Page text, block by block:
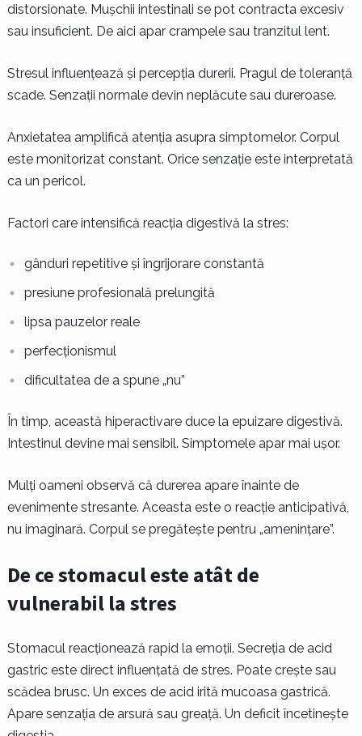
distorsionate. Mușchii intestinali se pot contracta excesiv
sau insuficient. De aici apar crampele sau tranzitul lent.
Stresul influențează și percepția durerii. Pragul de toleranță
scade. Senzații normale devin neplăcute sau dureroase.
Anxietatea amplifică atenția asupra simptomelor. Corpul
este monitorizat constant. Orice senzație este interpretată
ca un pericol.
Factori care intensifică reacția digestivă la stres:
gânduri repetitive și îngrijorare constantă
presiune profesională prelungită
lipsa pauzelor reale
perfecționismul
dificultatea de a spune „nu”
În timp, această hiperactivare duce la epuizare digestivă.
Intestinul devine mai sensibil. Simptomele apar mai ușor.
Mulți oameni observă că durerea apare înainte de
evenimente stresante. Aceasta este o reacție anticipativă,
nu imaginară. Corpul se pregătește pentru „amenințare”.
De ce stomacul este atât de
vulnerabil la stres
Stomacul reacționează rapid la emoții. Secreția de acid
gastric este direct influențată de stres. Poate crește sau
scădea brusc. Un exces de acid irită mucoasa gastrică.
Apare senzația de arsură sau greață. Un deficit încetinește